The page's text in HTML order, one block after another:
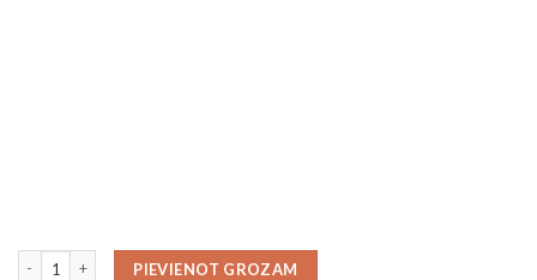
PIEVIENOT GROZAM